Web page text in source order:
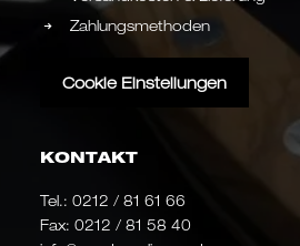
Zahlungsmethoden
Cookie Einstellungen
KONTAKT
Tel.: 0212 / 81 61 66
Fax: 0212 / 81 58 40